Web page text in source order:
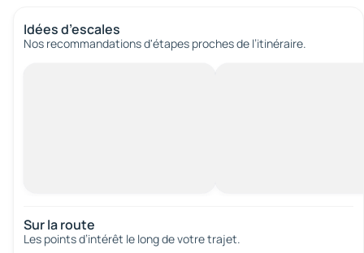
Idées d’escales
Nos recommandations d'étapes proches de l’itinéraire.
Sur la route
Les points d’intérêt le long de votre trajet.